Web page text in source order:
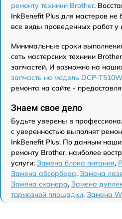
ремонту техники Brother.
InkBenefit Plus для мастеров не
все виды проведенных работ у
Минимальные сроки
сеть мастерских техники
запчастей. И возможно на
запчасть на модель DCP-
ремонта на сайте -
Знаем свое дело
Будьте уверены в
с уверенностью выполнят
InkBenefit Plus. По данным
ремонту Brother, наиболее
услуги: Замена блока питания,
Замена абсорбера, Замена
Замена сканера, Замена
тормозной площадки, Замена